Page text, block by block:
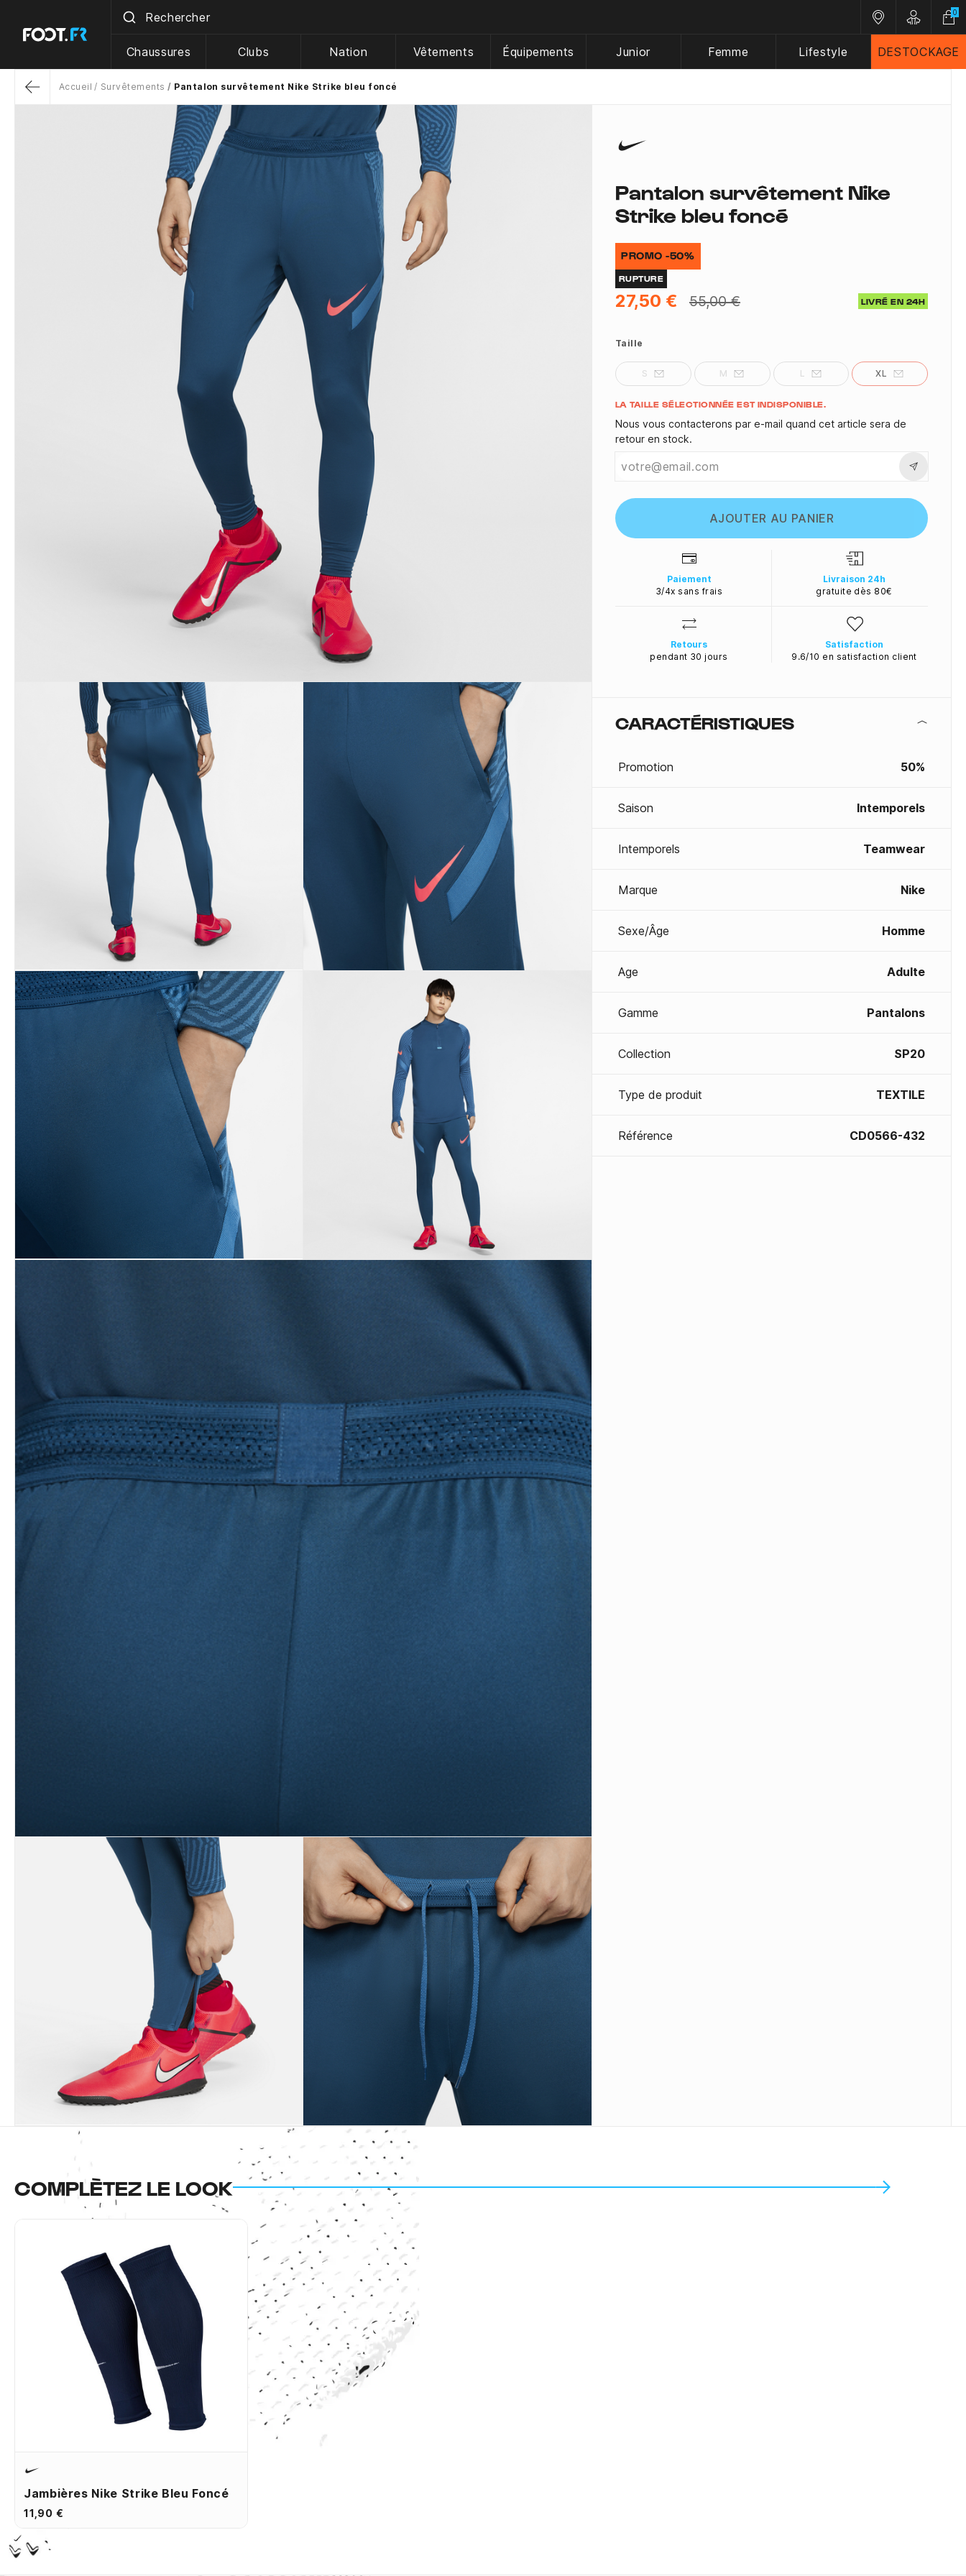
Nos magasins
Customer
0
Chaussures Clubs Nation Vêtements Équipements Junior Femme Lifestyle DESTOCKAGE
Accueil Survêtements Pantalon survêtement Nike Strike bleu foncé
Pantalon survêtement Nike
Strike bleu foncé
PROMO -50%
RUPTURE
27,50 € 55,00 € LIVRÉ EN 24H
Taille
S M L XL
Quantité
LA TAILLE SÉLECTIONNÉE EST INDISPONIBLE.
Nous vous contacterons par e-mail quand cet article sera de
retour en stock.
AJOUTER AU PANIER
Paiement
3/4x sans frais
Livraison 24h
gratuite dès 80€
Retours
pendant 30 jours
Satisfaction
9.6/10 en satisfaction client
CARACTÉRISTIQUES
Promotion 50%
Saison Intemporels
Intemporels Teamwear
Marque Nike
Sexe/Âge Homme
Age Adulte
Gamme Pantalons
Collection SP20
Type de produit TEXTILE
Référence CD0566-432
COMPLÈTEZ LE LOOK
Jambières Nike Strike Bleu Foncé
11,90 €